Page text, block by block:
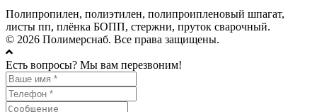
Полипропилен, полиэтилен, полипроипленовый шпагат,
листы пп, плёнка БОПП, стержни, пруток сварочный.
© 2026 Полимерснаб. Все права защищены.
Есть вопросы? Мы вам перезвоним!